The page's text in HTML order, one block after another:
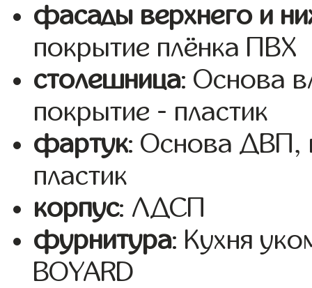
фасады верхнего и
покрытие плёнка ПВХ
столешница: Основа
покрытие - пластик
фартук: Основа ДВП,
пластик
корпус: ЛДСП
фурнитура: Кухня
BOYARD